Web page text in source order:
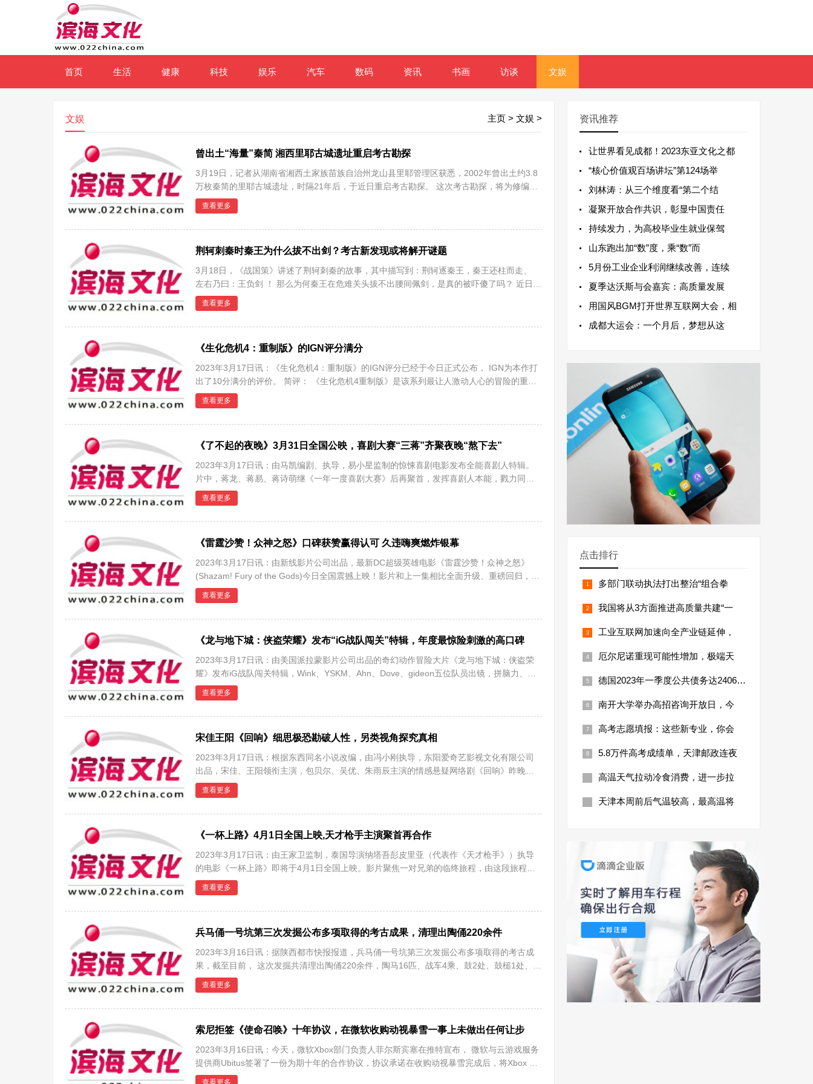
首页 生活 健康 科技 娱乐 汽车 数码 资讯 书画 访谈 文娱
主页 > 文娱 >
文娱
曾出土“海量”秦简 湘西里耶古城遗址重启考古勘探
3月19日，记者从湖南省湘西土家族苗族自治州龙山县里耶管理区获悉，2002年曾出土约3.8
万枚秦简的里耶古城遗址，时隔21年后，于近日重启考古勘探。 这次考古勘探，将为修编以
及后续
查看更多
荆轲刺秦时秦王为什么拔不出剑？考古新发现或将解开谜题
3月18日，《战国策》讲述了荆轲刺秦的故事，其中描写到：荆轲逐秦王，秦王还柱而走、
左右乃曰：王负剑 ！ 那么为何秦王在危难关头拔不出腰间佩剑，是真的被吓傻了吗？ 近日，
西
查看更多
《生化危机4：重制版》的IGN评分满分
2023年3月17日讯：《生化危机4：重制版》的IGN评分已经于今日正式公布， IGN为本作打
出了10分满分的评价。 简评： 《生化危机4重制版》是该系列最让人激动人心的冒险的重新
构建和完
查看更多
《了不起的夜晚》3月31日全国公映，喜剧大赛“三蒋”齐聚夜晚“熬下去”
2023年3月17日讯：由马凯编剧、执导，易小星监制的惊悚喜剧电影发布全能喜剧人特辑。
片中，蒋龙、蒋易、蒋诗萌继《一年一度喜剧大赛》后再聚首，发挥喜剧人本能，戮力同心
打磨好
查看更多
《雷霆沙赞！众神之怒》口碑获赞赢得认可 久违嗨爽燃炸银幕
2023年3月17日讯：由新线影片公司出品，最新DC超级英雄电影《雷霆沙赞！众神之怒》
(Shazam! Fury of the Gods)今日全国震撼上映！影片和上一集相比全面升级、重磅回归，更
宏大的动作场面
查看更多
《龙与地下城：侠盗荣耀》发布“iG战队闯关”特辑，年度最惊险刺激的高口碑
2023年3月17日讯：由美国派拉蒙影片公司出品的奇幻动作冒险大片《龙与地下城：侠盗荣
耀》发布iG战队闯关特辑，Wink、YSKM、Ahn、Dove、gideon五位队员出镜，拼脑力、比
勇气，花式安利电
查看更多
宋佳王阳《回响》细思极恐勘破人性，另类视角探究真相
2023年3月17日讯：根据东西同名小说改编，由冯小刚执导，东阳爱奇艺影视文化有限公司
出品，宋佳、王阳领衔主演，包贝尔、吴优、朱雨辰主演的情感悬疑网络剧《回响》昨晚在
爱奇艺
查看更多
《一杯上路》4月1日全国上映,天才枪手主演聚首再合作
2023年3月17日讯：由王家卫监制，泰国导演纳塔吾彭皮里亚（代表作《天才枪手》）执导
的电影《一杯上路》即将于4月1日全国上映。影片聚焦一对兄弟的临终旅程，由这段旅程中
一一拜
查看更多
兵马俑一号坑第三次发掘公布多项取得的考古成果，清理出陶俑220余件
2023年3月16日讯：据陕西都市快报报道，兵马俑一号坑第三次发掘公布多项取得的考古成
果，截至目前， 这次发掘共清理出陶俑220余件，陶马16匹、战车4乘、鼓2处、鼓槌1处、漆
盾1处、
查看更多
索尼拒签《使命召唤》十年协议，在微软收购动视暴雪一事上未做出任何让步
2023年3月16日讯：今天，微软Xbox部门负责人菲尔斯宾塞在推特宣布， 微软与云游戏服务
提供商Ubitus签署了一份为期十年的合作协议，协议承诺在收购动视暴雪完成后，将Xbox PC
游戏与动视
查看更多
资讯推荐
让世界看见成都！2023东亚文化之都
“核心价值观百场讲坛”第124场举
刘林涛：从三个维度看“第二个结
凝聚开放合作共识，彰显中国责任
持续发力，为高校毕业生就业保驾
山东跑出加“数”度，乘“数”而
5月份工业企业利润继续改善，连续
夏季达沃斯与会嘉宾：高质量发展
用国风BGM打开世界互联网大会，相
成都大运会：一个月后，梦想从这
点击排行
多部门联动执法打出整治“组合拳
我国将从3方面推进高质量共建“一
工业互联网加速向全产业链延伸，
厄尔尼诺重现可能性增加，极端天
德国2023年一季度公共债务达24066亿
南开大学举办高招咨询开放日，今
高考志愿填报：这些新专业，你会
5.8万件高考成绩单，天津邮政连夜
高温天气拉动冷食消费，进一步拉
天津本周前后气温较高，最高温将